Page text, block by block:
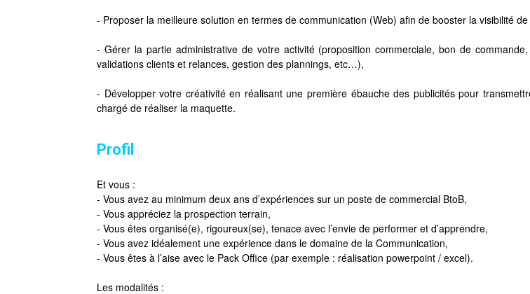
- Proposer la meilleure solution en termes de communication (Web) afin de booster la visibilité
- Gérer la partie administrative de votre activité (proposition commerciale, bon de
validations clients et relances, gestion des plannings, etc…),
- Développer votre créativité en réalisant une première ébauche des publicités pour
chargé de réaliser la maquette.
Profil
Et vous :
- Vous avez au minimum deux ans d’expériences sur un poste de commercial BtoB,
- Vous appréciez la prospection terrain,
- Vous êtes organisé(e), rigoureux(se), tenace avec l’envie de performer et d’apprendre,
- Vous avez idéalement une expérience dans le domaine de la Communication,
- Vous êtes à l’aise avec le Pack Office (par exemple : réalisation powerpoint / excel).
Les modalités :